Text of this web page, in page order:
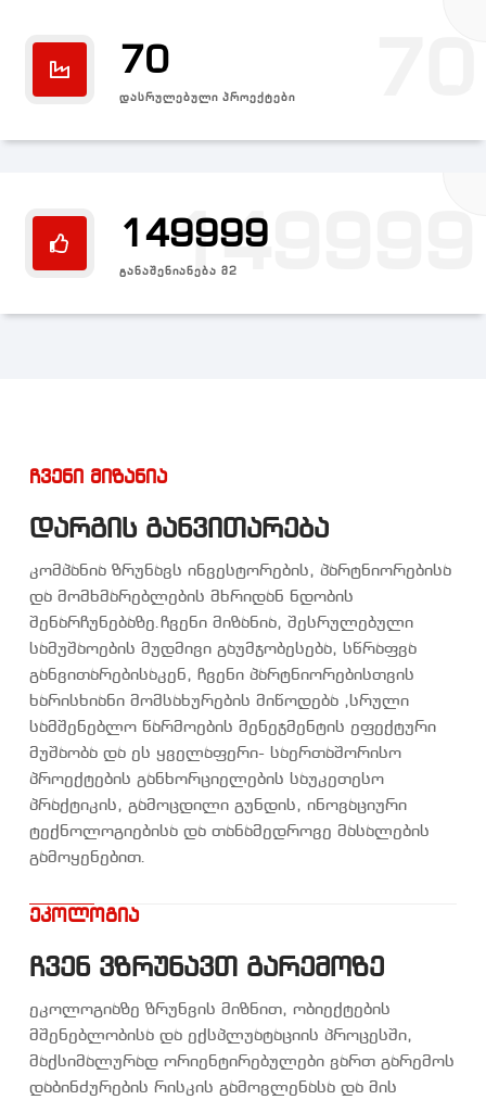
70
ᲓᲐᲡᲠᲣᲚᲔᲑᲣᲚᲘ ᲞᲠᲝᲔᲥᲢᲔᲑᲘ
149999
ᲒᲐᲜᲐᲨᲔᲜᲘᲐᲜᲔᲑᲐ Მ2
149999
ჩვენი მიზანია
დარგის განვითარება
კომპანია ზრუნავს ინვესტორების, პარტნიორებისა
და მომხმარებლების მხრიდან ნდობის
შენარჩუნებაზე.ჩვენი მიზანია, შესრულებული
სამუშაოების მუდმივი გაუმჯობესება, სწრაფვა
განვითარებისაკენ, ჩვენი პარტნიორებისთვის
ხარისხიანი მომსახურების მიწოდება ,სრული
სამშენებლო წარმოების მენეჯმენტის ეფექტური
მუშაობა და ეს ყველაფერი- საერთაშორისო
პროექტების განხორციელების საუკეთესო
პრაქტიკის, გამოცდილი გუნდის, ინოვაციური
ტექნოლოგიებისა და თანამედროვე მასალების
გამოყენებით.
ეკოლოგია
ჩვენ ვზრუნავთ გარემოზე
ეკოლოგიაზე ზრუნვის მიზნით, ობიექტების
მშენებლობისა და ექსპლუატაციის პროცესში,
მაქსიმალურად ორიენტირებულები ვართ გარემოს
დაბინძურების რისკის გამოვლენასა და მის